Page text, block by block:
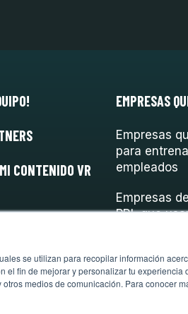
se utilizan para recopilar información
el fin de mejorar y personalizar tu
medios de comunicación. Para conocer
CONTENIDO VR
EMPRESAS
Empresas
para
empleados
Empresas
PRL que